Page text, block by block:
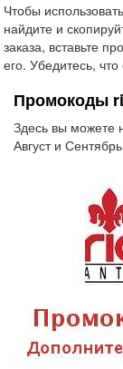
Чтобы
найдите и
заказа, вставьте
его. Убедитесь,
Промокоды
Здесь вы можете
Август и